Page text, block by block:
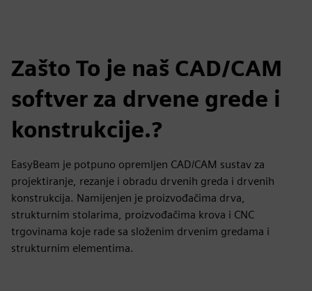
Zašto To je naš CAD/CAM
softver za drvene grede i
konstrukcije.?
EasyBeam je potpuno opremljen CAD/CAM sustav za
projektiranje, rezanje i obradu drvenih greda i drvenih
konstrukcija. Namijenjen je proizvođačima drva,
strukturnim stolarima, proizvođačima krova i CNC
trgovinama koje rade sa složenim drvenim gredama i
strukturnim elementima.